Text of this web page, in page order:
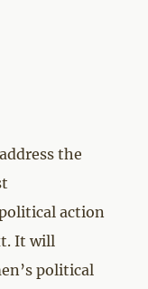
the
action
It will
political